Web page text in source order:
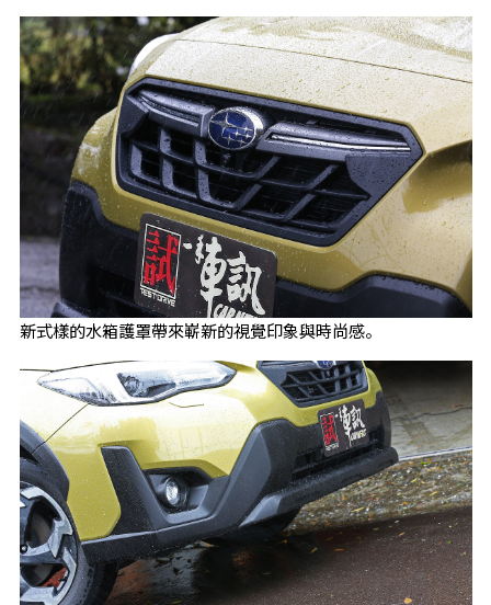
新式樣的水箱護罩帶來嶄新的視覺印象與時尚感。